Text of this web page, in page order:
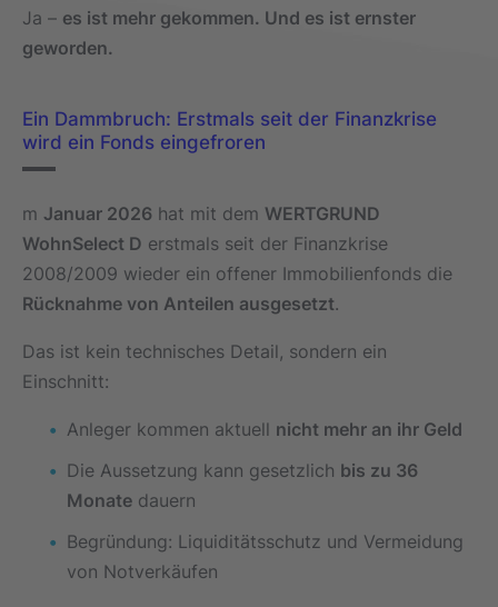
Ja – es ist mehr gekommen. Und es ist ernster
geworden.
Ein Dammbruch: Erstmals seit der Finanzkrise
wird ein Fonds eingefroren
m Januar 2026 hat mit dem WERTGRUND
WohnSelect D erstmals seit der Finanzkrise
2008/2009 wieder ein offener Immobilienfonds die
Rücknahme von Anteilen ausgesetzt.
Das ist kein technisches Detail, sondern ein
Einschnitt:
Anleger kommen aktuell nicht mehr an ihr Geld
Die Aussetzung kann gesetzlich bis zu 36
Monate dauern
Begründung: Liquiditätsschutz und Vermeidung
von Notverkäufen